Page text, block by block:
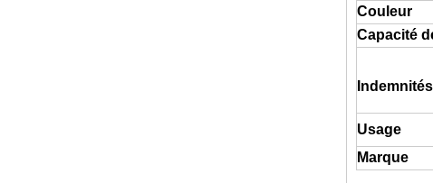
Couleur
Capacité
Indemnités
Usage
Marque